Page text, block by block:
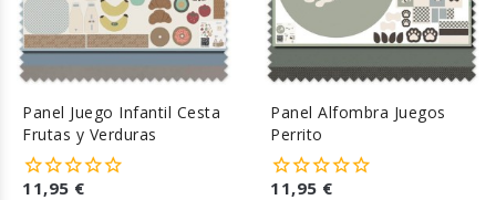
Panel Juego Infantil Cesta
Frutas y Verduras
11,95 €
Panel Alfombra Juegos
Perrito
11,95 €